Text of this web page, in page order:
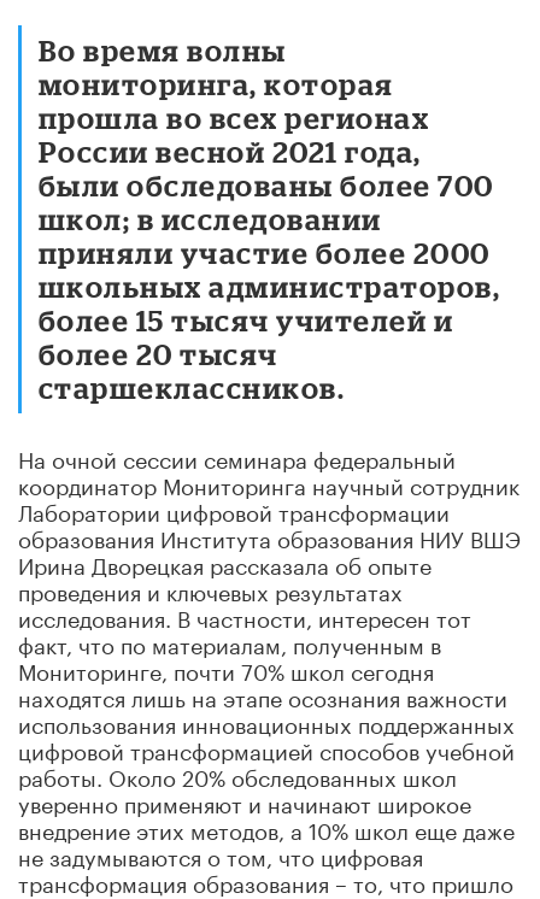
Во время волны
мониторинга, которая
прошла во всех регионах
России весной 2021 года,
были обследованы более 700
школ; в исследовании
приняли участие более 2000
школьных администраторов,
более 15 тысяч учителей и
более 20 тысяч
старшеклассников.
На очной сессии семинара федеральный
координатор Мониторинга научный сотрудник
Лаборатории цифровой трансформации
образования Института образования НИУ ВШЭ
Ирина Дворецкая рассказала об опыте
проведения и ключевых результатах
исследования. В частности, интересен тот
факт, что по материалам, полученным в
Мониторинге, почти 70% школ сегодня
находятся лишь на этапе осознания важности
использования инновационных поддержанных
цифровой трансформацией способов учебной
работы. Около 20% обследованных школ
уверенно применяют и начинают широкое
внедрение этих методов, а 10% школ еще даже
не задумываются о том, что цифровая
трансформация образования – то, что пришло